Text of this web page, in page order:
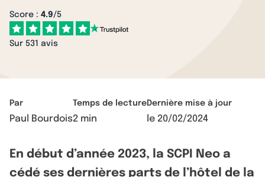
Score : 4.9/5
Sur 531 avis
Par
Paul Bourdois
Temps de lecture
2 min
Dernière mise à jour
le 20/02/2024
En début d’année 2023, la SCPI Neo a
cédé ses dernières parts de l’hôtel de la